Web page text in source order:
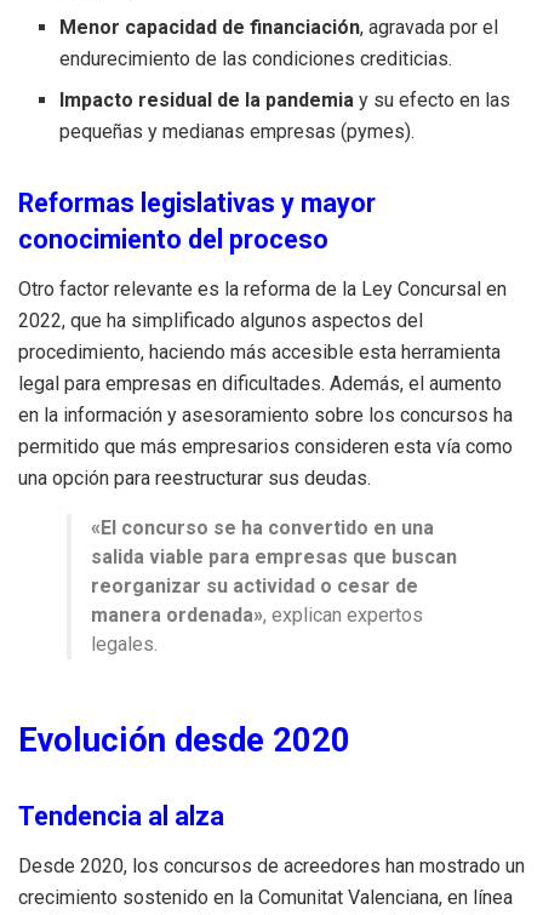
Menor capacidad de financiación, agravada por el
endurecimiento de las condiciones crediticias.
Impacto residual de la pandemia y su efecto en las
pequeñas y medianas empresas (pymes).
Reformas legislativas y mayor
conocimiento del proceso
Otro factor relevante es la reforma de la Ley Concursal en
2022, que ha simplificado algunos aspectos del
procedimiento, haciendo más accesible esta herramienta
legal para empresas en dificultades. Además, el aumento
en la información y asesoramiento sobre los concursos ha
permitido que más empresarios consideren esta vía como
una opción para reestructurar sus deudas.
«El concurso se ha convertido en una
salida viable para empresas que buscan
reorganizar su actividad o cesar de
manera ordenada», explican expertos
legales.
Evolución desde 2020
Tendencia al alza
Desde 2020, los concursos de acreedores han mostrado un
crecimiento sostenido en la Comunitat Valenciana, en línea